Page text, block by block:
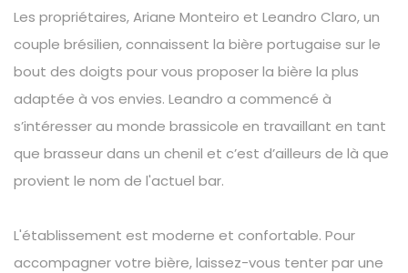
Les propriétaires, Ariane Monteiro et Leandro Claro, un
couple brésilien, connaissent la bière portugaise sur le
bout des doigts pour vous proposer la bière la plus
adaptée à vos envies. Leandro a commencé à
s’intéresser au monde brassicole en travaillant en tant
que brasseur dans un chenil et c’est d’ailleurs de là que
provient le nom de l'actuel bar.
L'établissement est moderne et confortable. Pour
accompagner votre bière, laissez-vous tenter par une